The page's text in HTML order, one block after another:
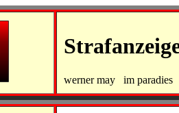
werner may im paradies